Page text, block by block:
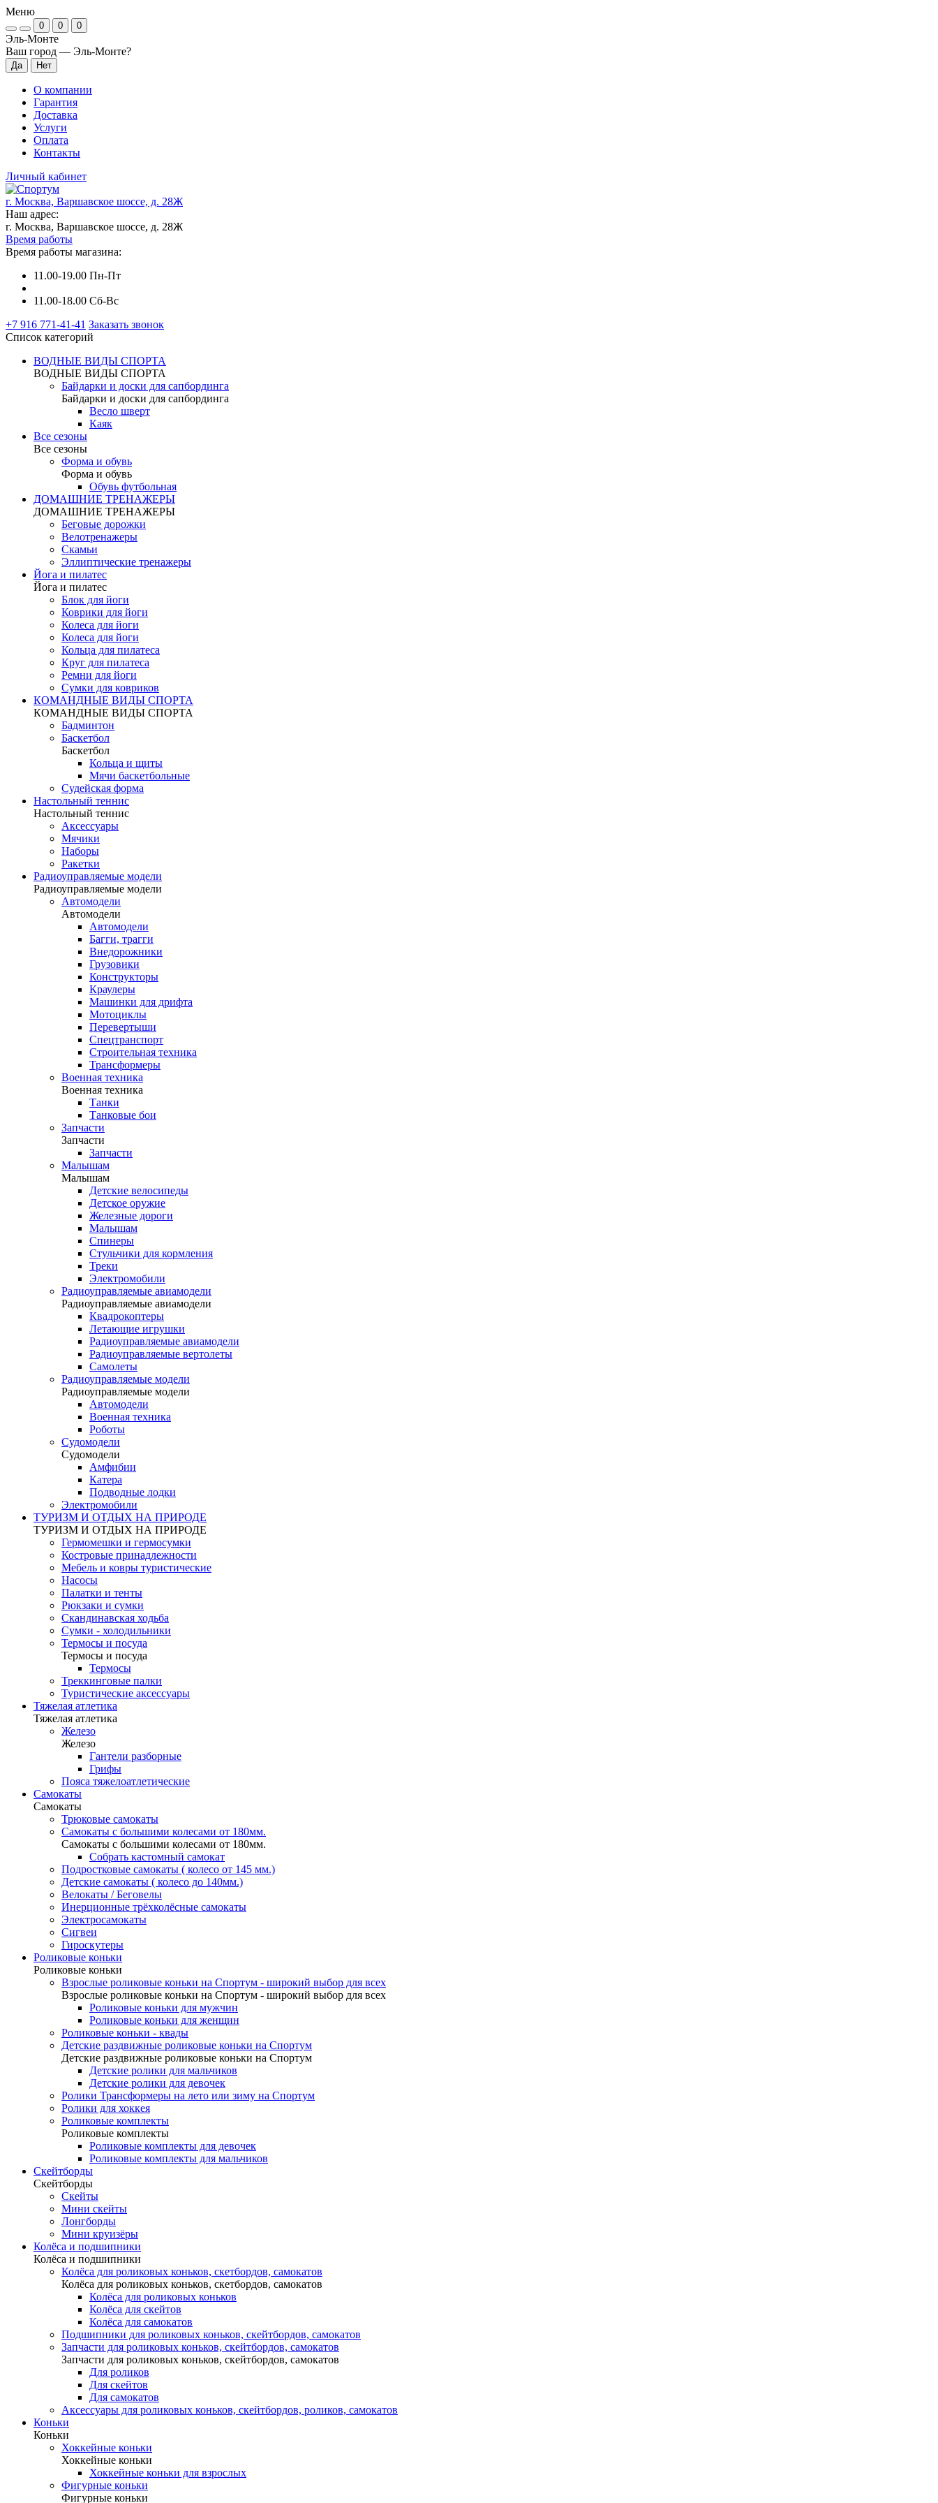
Меню
0 0 0
Эль-Монте
Ваш город — Эль-Монте?
О компании
Гарантия
Доставка
Услуги
Оплата
Контакты
Личный кабинет
г. Москва, Варшавское шоссе, д. 28Ж
Наш адрес:
г. Москва, Варшавское шоссе, д. 28Ж
Время работы
Время работы магазина:
11.00-19.00 Пн-Пт
11.00-18.00 Сб-Вс
+7 916 771-41-41 Заказать звонок
Список категорий
ВОДНЫЕ ВИДЫ СПОРТА
ВОДНЫЕ ВИДЫ СПОРТА
Байдарки и доски для сапбординга
Байдарки и доски для сапбординга
Весло шверт
Каяк
Все сезоны
Все сезоны
Форма и обувь
Форма и обувь
Обувь футбольная
ДОМАШНИЕ ТРЕНАЖЕРЫ
ДОМАШНИЕ ТРЕНАЖЕРЫ
Беговые дорожки
Велотренажеры
Скамьи
Эллиптические тренажеры
Йога и пилатес
Йога и пилатес
Блок для йоги
Коврики для йоги
Колеса для йоги
Колеса для йоги
Кольца для пилатеса
Круг для пилатеса
Ремни для йоги
Сумки для ковриков
КОМАНДНЫЕ ВИДЫ СПОРТА
КОМАНДНЫЕ ВИДЫ СПОРТА
Бадминтон
Баскетбол
Баскетбол
Кольца и щиты
Мячи баскетбольные
Судейская форма
Настольный теннис
Настольный теннис
Аксессуары
Мячики
Наборы
Ракетки
Радиоуправляемые модели
Радиоуправляемые модели
Автомодели
Автомодели
Автомодели
Багги, трагги
Внедорожники
Грузовики
Конструкторы
Краулеры
Машинки для дрифта
Мотоциклы
Перевертыши
Спецтранспорт
Строительная техника
Трансформеры
Военная техника
Военная техника
Танки
Танковые бои
Запчасти
Запчасти
Запчасти
Малышам
Малышам
Детские велосипеды
Детское оружие
Железные дороги
Малышам
Спинеры
Стульчики для кормления
Треки
Электромобили
Радиоуправляемые авиамодели
Радиоуправляемые авиамодели
Квадрокоптеры
Летающие игрушки
Радиоуправляемые авиамодели
Радиоуправляемые вертолеты
Самолеты
Радиоуправляемые модели
Радиоуправляемые модели
Автомодели
Военная техника
Роботы
Судомодели
Судомодели
Амфибии
Катера
Подводные лодки
Электромобили
ТУРИЗМ И ОТДЫХ НА ПРИРОДЕ
ТУРИЗМ И ОТДЫХ НА ПРИРОДЕ
Гермомешки и гермосумки
Костровые принадлежности
Мебель и ковры туристические
Насосы
Палатки и тенты
Рюкзаки и сумки
Скандинавская ходьба
Сумки - холодильники
Термосы и посуда
Термосы и посуда
Термосы
Треккинговые палки
Туристические аксессуары
Тяжелая атлетика
Тяжелая атлетика
Железо
Железо
Гантели разборные
Грифы
Пояса тяжелоатлетические
Самокаты
Самокаты
Трюковые самокаты
Самокаты с большими колесами от 180мм.
Самокаты с большими колесами от 180мм.
Собрать кастомный самокат
Подростковые самокаты ( колесо от 145 мм.)
Детские самокаты ( колесо до 140мм.)
Велокаты / Беговелы
Инерционные трёхколёсные самокаты
Электросамокаты
Сигвеи
Гироскутеры
Роликовые коньки
Роликовые коньки
Взрослые роликовые коньки на Спортум - широкий выбор для всех
Взрослые роликовые коньки на Спортум - широкий выбор для всех
Роликовые коньки для мужчин
Роликовые коньки для женщин
Роликовые коньки - квады
Детские раздвижные роликовые коньки на Спортум
Детские раздвижные роликовые коньки на Спортум
Детские ролики для мальчиков
Детские ролики для девочек
Ролики Трансформеры на лето или зиму на Спортум
Ролики для хоккея
Роликовые комплекты
Роликовые комплекты
Роликовые комплекты для девочек
Роликовые комплекты для мальчиков
Скейтборды
Скейтборды
Скейты
Мини скейты
Лонгборды
Мини круизёры
Колёса и подшипники
Колёса и подшипники
Колёса для роликовых коньков, скетбордов, самокатов
Колёса для роликовых коньков, скетбордов, самокатов
Колёса для роликовых коньков
Колёса для скейтов
Колёса для самокатов
Подшипники для роликовых коньков, скейтбордов, самокатов
Запчасти для роликовых коньков, скейтбордов, самокатов
Запчасти для роликовых коньков, скейтбордов, самокатов
Для роликов
Для скейтов
Для самокатов
Аксессуары для роликовых коньков, скейтбордов, роликов, самокатов
Коньки
Коньки
Хоккейные коньки
Хоккейные коньки
Хоккейные коньки для взрослых
Фигурные коньки
Фигурные коньки